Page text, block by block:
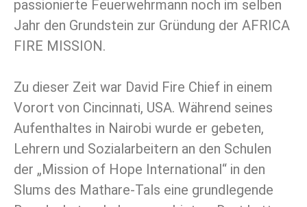
passionierte Feuerwehrmann noch im selben
Jahr den Grundstein zur Gründung der AFRICA
FIRE MISSION.
Zu dieser Zeit war David Fire Chief in einem
Vorort von Cincinnati, USA. Während seines
Aufenthaltes in Nairobi wurde er gebeten,
Lehrern und Sozialarbeitern an den Schulen
der „Mission of Hope International“ in den
Slums des Mathare-Tals eine grundlegende